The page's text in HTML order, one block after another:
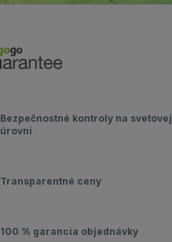
Bezpečnostné kontroly na svetovej
úrovni
Transparentné ceny
100 % garancia objednávky